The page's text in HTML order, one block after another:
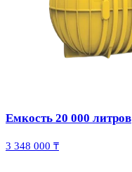
Емкость 20 000 литров
3 348 000 ₸